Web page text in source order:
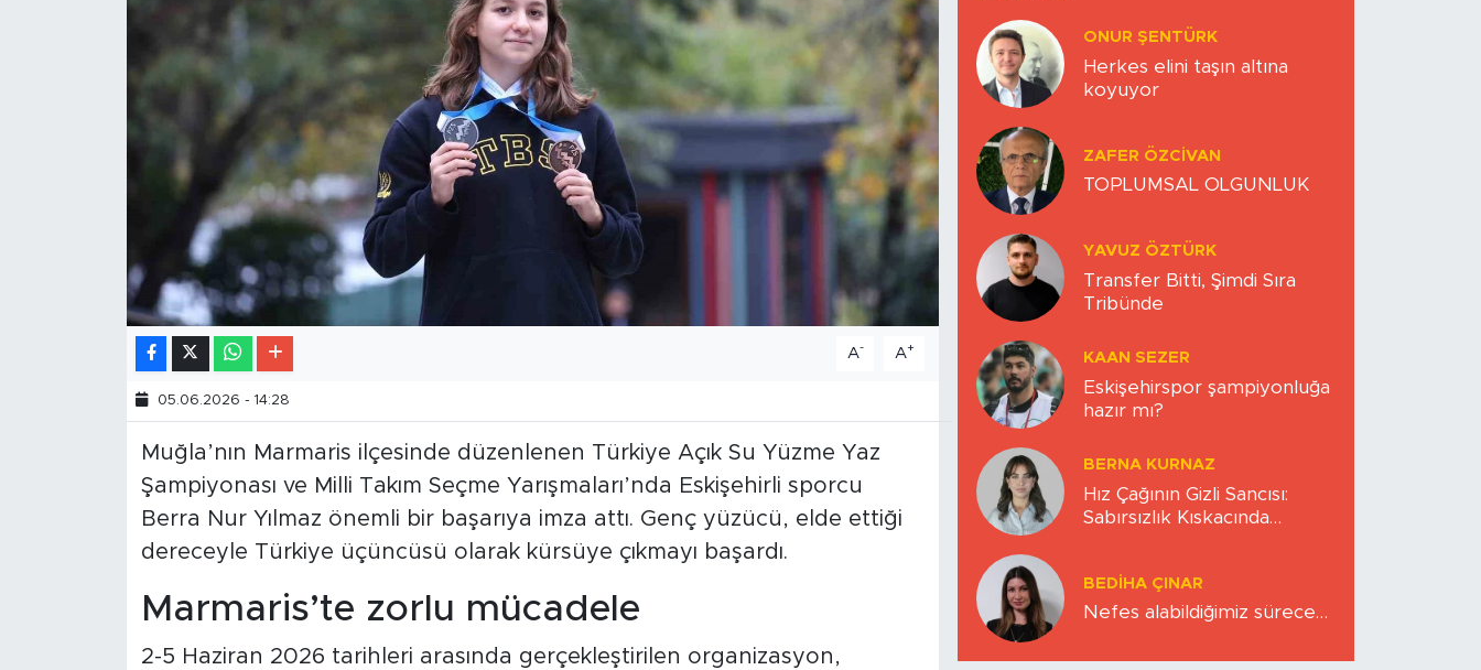
A- A+
05.06.2026 - 14:28
Muğla’nın Marmaris ilçesinde düzenlenen Türkiye Açık Su Yüzme Yaz
Şampiyonası ve Milli Takım Seçme Yarışmaları’nda Eskişehirli sporcu
Berra Nur Yılmaz önemli bir başarıya imza attı. Genç yüzücü, elde ettiği
dereceyle Türkiye üçüncüsü olarak kürsüye çıkmayı başardı.
Marmaris’te zorlu mücadele
2-5 Haziran 2026 tarihleri arasında gerçekleştirilen organizasyon,
ONUR ŞENTÜRK
Herkes elini taşın altına
koyuyor
ZAFER ÖZCIVAN
TOPLUMSAL OLGUNLUK
YAVUZ ÖZTÜRK
Transfer Bitti, Şimdi Sıra
Tribünde
KAAN SEZER
Eskişehirspor şampiyonluğa
hazır mı?
BERNA KURNAZ
Hız Çağının Gizli Sancısı:
Sabırsızlık Kıskacında
BEDIHA ÇINAR
Nefes alabildiğimiz sürece…